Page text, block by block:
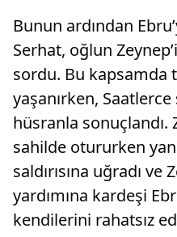
Bunun ardından
Serhat, oğlun
sordu. Bu kapsamda
yaşanırken,
hüsranla sonuçlandı.
sahilde otururken
saldırısına uğradı ve
yardımına kardeşi
kendilerini rahatsız